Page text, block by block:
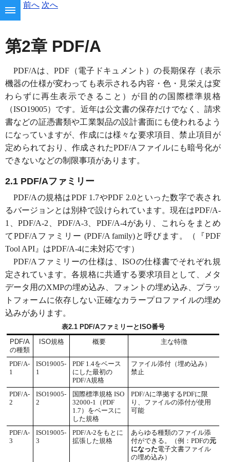
前へ 次へ
第2章 PDF/A
PDF/Aは、PDF（電子ドキュメント）の長期保存（表示
機器の仕様が変わっても表示される内容・色・見栄えは変
わらずに再生表示できること）が目的の国際標準規格
（ISO19005）です。近年は公文書の保存だけでなく、請求
書などの証憑書類や工業製品の設計書面にも使われるよう
になっていますが、作成には様々な要求項目、禁止項目が
定められており、作成されたPDF/Aファイルにも暗号化が
できないなどの制限事項があります。
2.1 PDF/Aファミリー
PDF/Aの規格はPDF 1.7やPDF 2.0といった数字で表され
るバージョンとは別枠で設けられています。現在はPDF/A-
1、PDF/A-2、PDF/A-3、PDF/A-4があり、これらをまとめ
てPDF/Aファミリー (PDF/A family)と呼びます。（『PDF
Tool API』はPDF/A-4に未対応です）
PDF/Aファミリーの仕様は、ISOの仕様書でそれぞれ規
定されています。各規格に共通する要求項目として、メタ
データ用のXMPの埋め込み、フォントの埋め込み、プラッ
トフォームに依存しない正確なカラープロファイルの埋め
込みがあります。
表2.1 PDF/AファミリーとISO番号
PDF/A
の種類
ISO規格 概要 主な特徴
PDF/A-
1
ISO19005-
1
PDF 1.4をベース
にした最初の
PDF/A規格
ファイル添付（埋め込み）
禁止
PDF/A-
2
ISO19005-
2
国際標準規格 ISO
32000-1（PDF
1.7）をベースに
した規格
PDF/Aに準拠するPDFに限
り、ファイルの添付が使用
可能
PDF/A-
3
ISO19005-
3
PDF/A-2をもとに
拡張した規格
あらゆる種類のファイル添
付ができる。（例：PDFの元
になった電子文書ファイル
の埋め込み）